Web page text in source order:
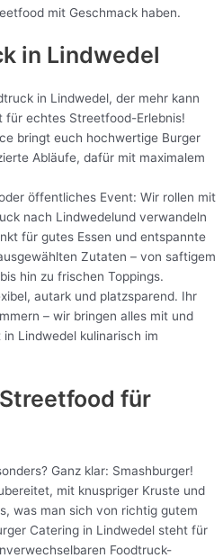
mit Geschmack haben.
in Lindwedel
in Lindwedel, der mehr kann
für echtes Streetfood-Erlebnis!
bringt euch hochwertige Burger
Abläufe, dafür mit maximalem
öffentliches Event: Wir rollen mit
nach Lindwedelund verwandeln
für gutes Essen und entspannte
Zutaten – von saftigem
hin zu frischen Toppings.
autark und platzsparend. Ihr
– wir bringen alles mit und
Lindwedel kulinarisch im
für
Ganz klar: Smashburger!
mit knuspriger Kruste und
was man sich von richtig gutem
Catering in Lindwedel steht für
Foodtruck-